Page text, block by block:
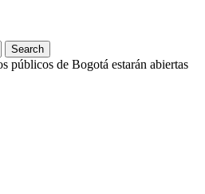
Search
públicos de Bogotá estarán abiertas